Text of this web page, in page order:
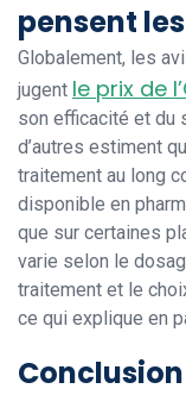
pensent
Globalement, les
jugent le prix de
son efficacité et du
d’autres estiment
traitement au long
disponible en
que sur certaines
varie selon le
traitement et le
ce qui explique en